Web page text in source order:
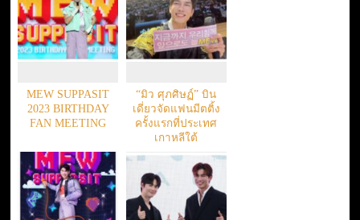
MEW SUPPASIT
2023 BIRTHDAY
FAN MEETING
“มิว ศุภศิษฏ์” บิน
เดี่ยวจัดแฟนมีตติ้ง
ครั้งแรกที่ประเทศ
เกาหลีใต้